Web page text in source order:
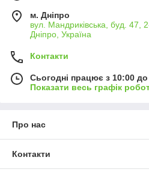
м. Дніпро
вул. Мандриківська, буд. 47,
Дніпро, Україна
Контакти
Сьогодні працює з 10:00
Показати весь графік
Про нас
Контакти